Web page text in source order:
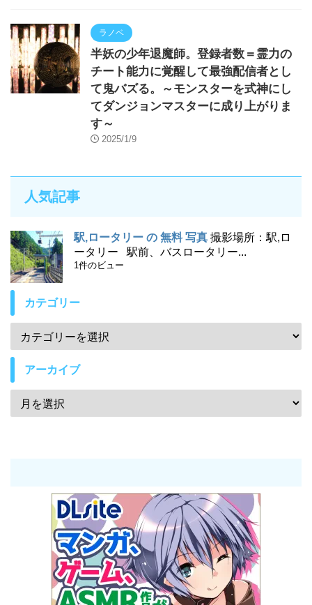
ラノベ
半妖の少年退魔師。登録者数＝霊力の
チート能力に覚醒して最強配信者とし
て鬼バズる。～モンスターを式神にし
てダンジョンマスターに成り上がりま
す～
2025/1/9
人気記事
駅,ロータリー の 無料 写真 撮影場所：駅,ロ
ータリー 駅前、バスロータリー...
1件のビュー
カテゴリー
アーカイブ